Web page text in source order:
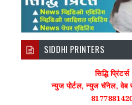
SIDDHI PRINTERS
सिद्धि प्रिंटर्स
न्युज पोर्टल, न्युज चॅनेल, वेब